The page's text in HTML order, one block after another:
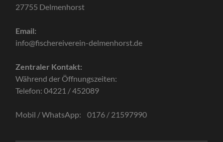
27755 Delmenhorst
Email:
info@fischereiverein-delmenhorst.de
Zentraler Kontakt:
Während der Öffnungszeiten:
Telefon: 04221 / 452089
Mobil / WhatsApp: 0176 / 21597990